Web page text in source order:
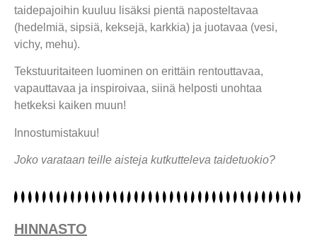
taidepajoihin kuuluu lisäksi pientä naposteltavaa
(hedelmiä, sipsiä, keksejä, karkkia) ja juotavaa (vesi,
vichy, mehu).
Tekstuuritaiteen luominen on erittäin rentouttavaa,
vapauttavaa ja inspiroivaa, siinä helposti unohtaa
hetkeksi kaiken muun!
Innostumistakuu!
Joko varataan teille aisteja kutkutteleva taidetuokio?
HINNASTO